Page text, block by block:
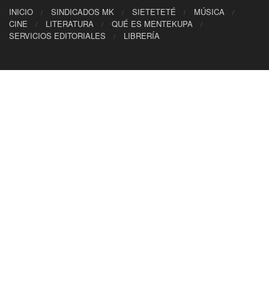
INICIO SINDICADOS MK SIETETETÉ
MÚSICA
CINE
LITERATURA
QUÉ ES MENTEKUPA
SERVICIOS EDITORIALES
LIBRERÍA